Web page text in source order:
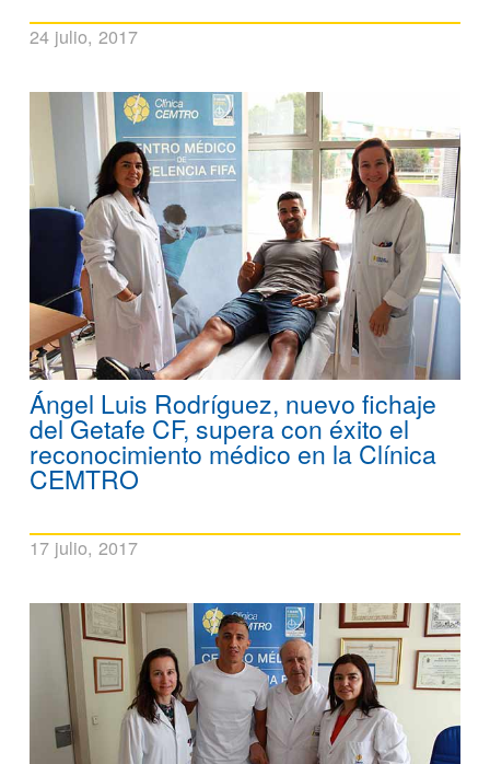
24 julio, 2017
Ángel Luis Rodríguez, nuevo fichaje
del Getafe CF, supera con éxito el
reconocimiento médico en la Clínica
CEMTRO
17 julio, 2017